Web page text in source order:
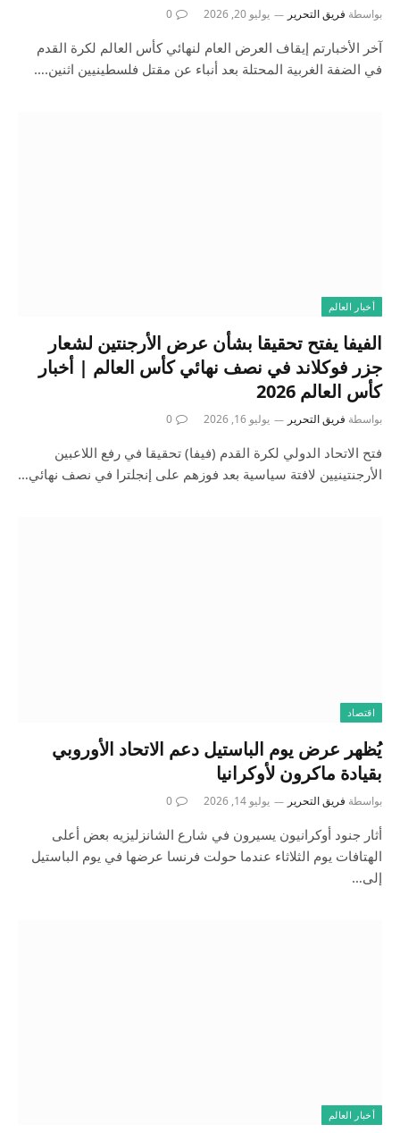
بواسطة فريق التحرير يوليو 20, 2026 0
آخر الأخبارتم إيقاف العرض العام لنهائي كأس العالم لكرة القدم
في الضفة الغربية المحتلة بعد أنباء عن مقتل فلسطينيين اثنين.…
أخبار العالم
الفيفا يفتح تحقيقا بشأن عرض الأرجنتين لشعار
جزر فوكلاند في نصف نهائي كأس العالم | أخبار
كأس العالم 2026
بواسطة فريق التحرير يوليو 16, 2026 0
فتح الاتحاد الدولي لكرة القدم (فيفا) تحقيقا في رفع اللاعبين
الأرجنتينيين لافتة سياسية بعد فوزهم على إنجلترا في نصف نهائي…
اقتصاد
يُظهر عرض يوم الباستيل دعم الاتحاد الأوروبي
بقيادة ماكرون لأوكرانيا
بواسطة فريق التحرير يوليو 14, 2026 0
أثار جنود أوكرانيون يسيرون في شارع الشانزليزيه بعض أعلى
الهتافات يوم الثلاثاء عندما حولت فرنسا عرضها في يوم الباستيل
إلى…
أخبار العالم